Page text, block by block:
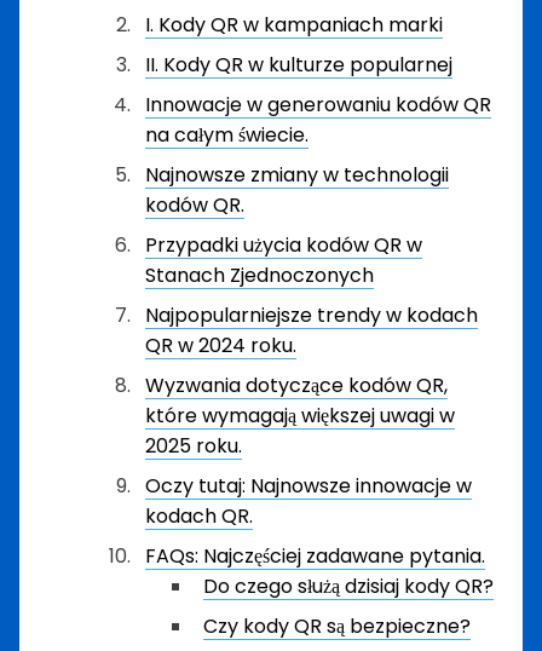
I. Kody QR w kampaniach marki
II. Kody QR w kulturze popularnej
Innowacje w generowaniu kodów QR
na całym świecie.
Najnowsze zmiany w technologii
kodów QR.
Przypadki użycia kodów QR w
Stanach Zjednoczonych
Najpopularniejsze trendy w kodach
QR w 2024 roku.
Wyzwania dotyczące kodów QR,
które wymagają większej uwagi w
2025 roku.
Oczy tutaj: Najnowsze innowacje w
kodach QR.
FAQs: Najczęściej zadawane pytania.
Do czego służą dzisiaj kody QR?
Czy kody QR są bezpieczne?